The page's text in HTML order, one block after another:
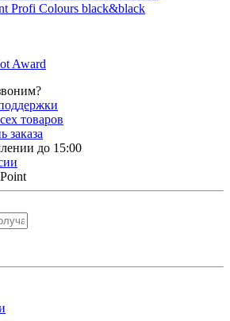
Profi Colours black&black
Award
товаров
заказа
до 15:00